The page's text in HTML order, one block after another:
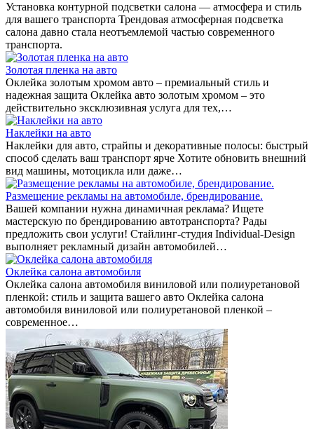
Установка контурной подсветки салона — атмосфера и стиль
для вашего транспорта Трендовая атмосферная подсветка
салона давно стала неотъемлемой частью современного
транспорта.
Золотая пленка на авто
Оклейка золотым хромом авто – премиальный стиль и
надежная защита Оклейка авто золотым хромом – это
действительно эксклюзивная услуга для тех,…
Наклейки на авто
Наклейки для авто, страйпы и декоративные полосы: быстрый
способ сделать ваш транспорт ярче Хотите обновить внешний
вид машины, мотоцикла или даже…
Размещение рекламы на автомобиле, брендирование.
Вашей компании нужна динамичная реклама? Ищете
мастерскую по брендированию автотранспорта? Рады
предложить свои услуги! Стайлинг-студия Individual-Design
выполняет рекламный дизайн автомобилей…
Оклейка салона автомобиля
Оклейка салона автомобиля виниловой или полиуретановой
пленкой: стиль и защита вашего авто Оклейка салона
автомобиля виниловой или полиуретановой пленкой –
современное…